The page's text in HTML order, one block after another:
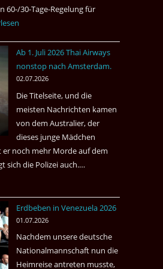
60-/30-Tage-Regelung für
Ab 1. Juli 2026 Thai Airways
nonstop nach Amsterdam.
02.07.2026
Die Titelseite, und die
meisten Nachrichten kamen
von dem Australier, der
dieses junge Mädchen
noch mehr Morde auf dem
sich die Polizei auch.…
Juli
2026
Airways
nonstop
Erdbeben in Venezuela 2026
01.07.2026
Nachdem unsere deutsche
Nationalmannschaft nun die
Heimreise antreten musste,